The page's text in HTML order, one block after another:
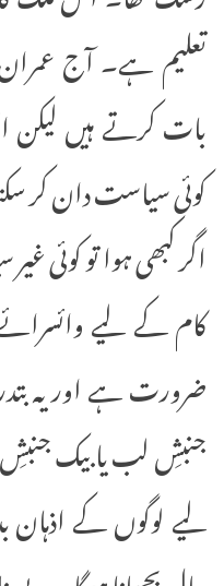
تعلیم ہے۔ آج
بات کرتے ہیں لیکن
کوئی سیاست دان کر
اگر کبھی ہوا تو کوئی
کام کے لیے
ضرورت ہے اور یہ
جنبشِ لب یا بیک
لیے لوگوں کے